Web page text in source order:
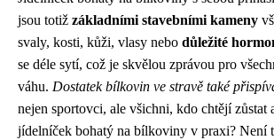
jsou totiž základními stavebními kameny
svaly, kosti, kůži, vlasy nebo důležité
se déle sytí, což je skvělou zprávou pro
váhu. Dostatek bílkovin ve stravě také
nejen sportovci, ale všichni, kdo chtějí
jídelníček bohatý na bílkoviny v praxi? Není